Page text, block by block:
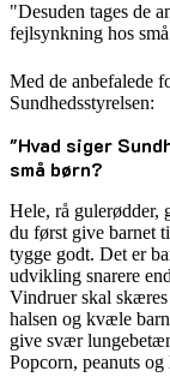
"Desuden tages de
fejlsynkning hos
Med de anbefalede
Sundhedsstyrelsen:
"Hvad siger
små børn?
Hele, rå gulerødder,
du først give barnet
tygge godt. Det er
udvikling snarere
Vindruer skal
halsen og kvæle
give svær
Popcorn, peanuts